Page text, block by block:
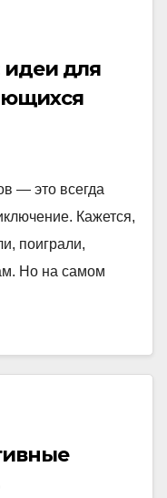
идеи для
— это всегда
Кажется,
поиграли,
Но на самом